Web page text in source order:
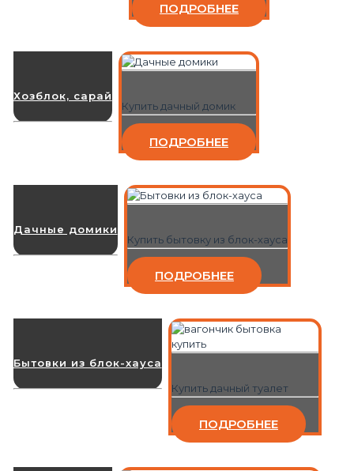
ПОДРОБНЕЕ
Хозблок, сарай
Купить дачный домик
ПОДРОБНЕЕ
Дачные домики
Купить бытовку из блок-хауса
ПОДРОБНЕЕ
Бытовки из блок-хауса
Купить дачный туалет
ПОДРОБНЕЕ